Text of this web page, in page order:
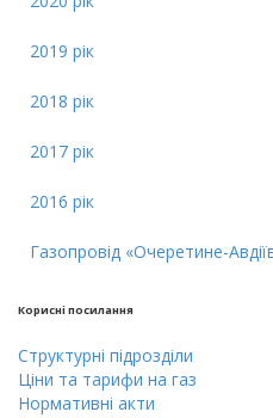
2019 рік
2018 рік
2017 рік
2016 рік
Газопровід «Очеретине-
Кориснi посилання
Cтруктурнi пiдроздiли
Цiни тa тарифи на газ
Нормативні акти